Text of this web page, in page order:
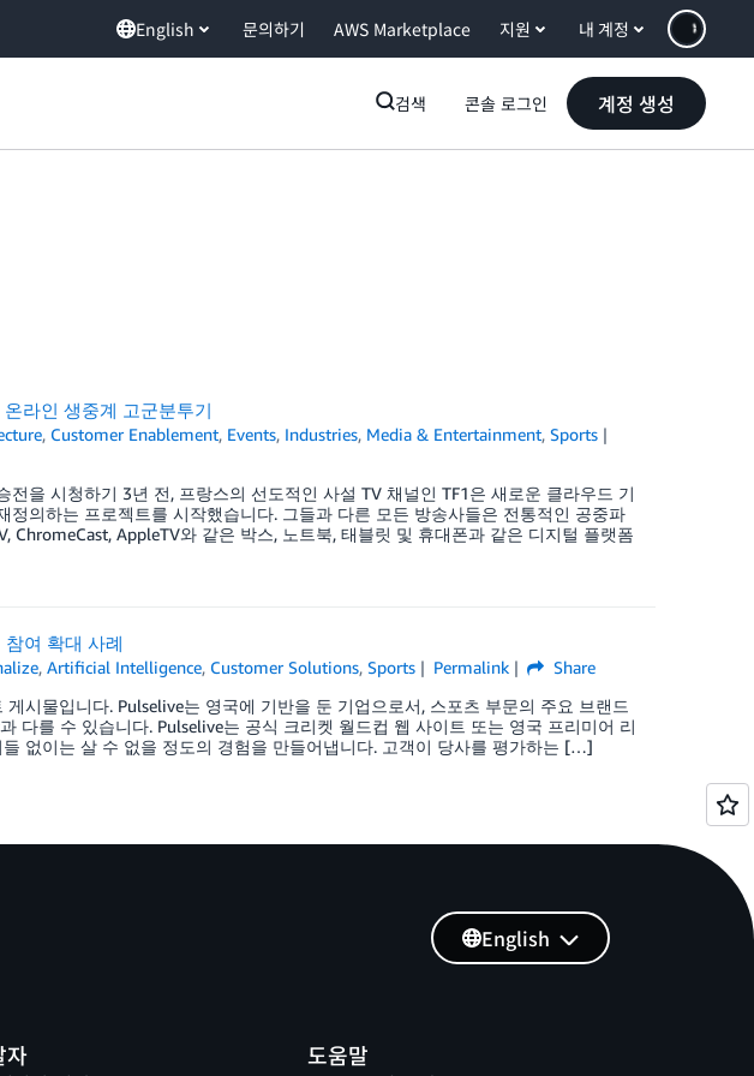
English 문의하기 AWS Marketplace 지원 내 계정
검색 콘솔 로그인 계정 생성
라인 생중계 고군분투기
, Customer Enablement, Events, Industries, Media & Entertainment,Sports
을 시청하기 3년 전, 프랑스의 선도적인 사설 TV 채널인 TF1은 새로운 클라우드 기
의하는 프로젝트를 시작했습니다. 그들과 다른 모든 방송사들은 전통적인 공중파
ChromeCast, AppleTV와 같은 박스, 노트북, 태블릿 및 휴대폰과 같은 디지털 플랫폼
여 확대 사례
,Artificial Intelligence, Customer Solutions,Sports Permalink
Share
시물입니다. Pulselive는 영국에 기반을 둔 기업으로서, 스포츠 부문의 주요 브랜드
다를 수 있습니다. Pulselive는 공식 크리켓 월드컵 웹 사이트 또는 영국 프리미어 리
없이는 살 수 없을 정도의 경험을 만들어냅니다. 고객이 당사를 평가하는 […]
자 도움말
English